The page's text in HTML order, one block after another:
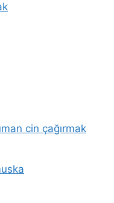
cin çağırmak